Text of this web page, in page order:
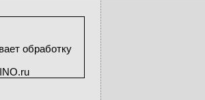
обработку